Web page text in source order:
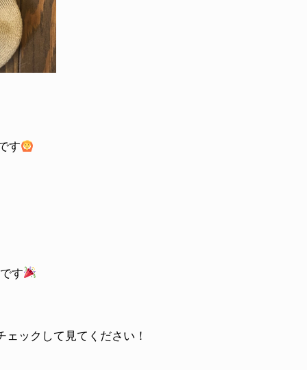
す
す
ックして見てください！